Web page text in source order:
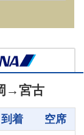
→宮古
到着 空席